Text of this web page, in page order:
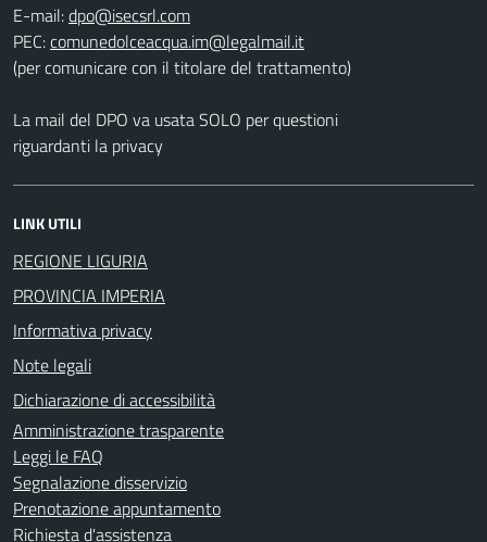
E-mail:
PEC:
(per comunicare con il titolare del trattamento)
La mail del DPO va usata SOLO per questioni
riguardanti la privacy
LINK UTILI
REGIONE LIGURIA
PROVINCIA IMPERIA
Informativa privacy
Note legali
Dichiarazione di accessibilità
Amministrazione trasparente
Leggi le FAQ
Segnalazione disservizio
Prenotazione appuntamento
Richiesta d'assistenza